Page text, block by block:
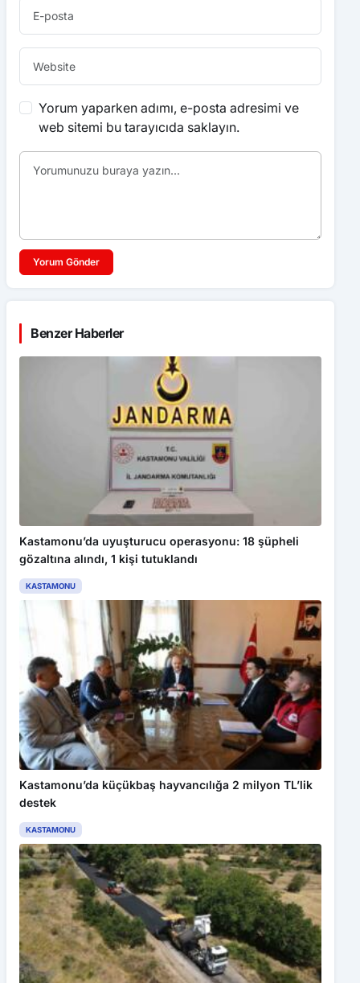
Yorum yaparken adımı, e-posta adresimi ve
web sitemi bu tarayıcıda saklayın.
Yorum Gönder
Benzer Haberler
Kastamonu’da uyuşturucu operasyonu: 18 şüpheli
gözaltına alındı, 1 kişi tutuklandı
KASTAMONU
Kastamonu’da küçükbaş hayvancılığa 2 milyon TL’lik
destek
KASTAMONU